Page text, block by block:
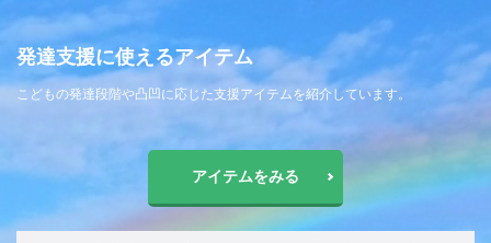
発達支援に使えるアイテム
こどもの発達段階や凸凹に応じた支援アイテムを紹介しています。
アイテムをみる